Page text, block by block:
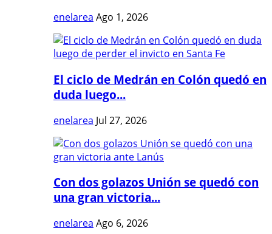
enelarea Ago 1, 2026
El ciclo de Medrán en Colón quedó en
duda luego...
enelarea Jul 27, 2026
Con dos golazos Unión se quedó con
una gran victoria...
enelarea Ago 6, 2026